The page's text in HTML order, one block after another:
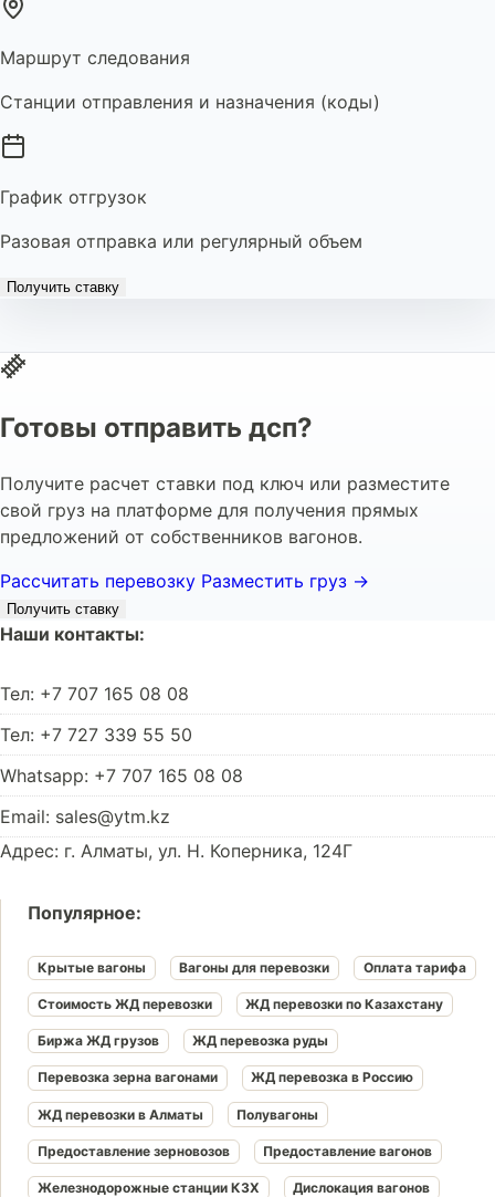
Маршрут следования
Станции отправления и назначения (коды)
График отгрузок
Разовая отправка или регулярный объем
Получить ставку
Готовы отправить дсп?
Получите расчет ставки под ключ или разместите
свой груз на платформе для получения прямых
предложений от собственников вагонов.
Рассчитать перевозку Разместить груз →
Получить ставку
Наши контакты:
Тел: +7 707 165 08 08
Тел: +7 727 339 55 50
Whatsapp: +7 707 165 08 08
Email: sales@ytm.kz
Адрес: г. Алматы, ул. Н. Коперника, 124Г
Популярное:
Крытые вагоны Вагоны для перевозки Оплата тарифа
Стоимость ЖД перевозки ЖД перевозки по Казахстану
Биржа ЖД грузов ЖД перевозка руды
Перевозка зерна вагонами ЖД перевозка в Россию
ЖД перевозки в Алматы Полувагоны
Предоставление зерновозов Предоставление вагонов
Железнодорожные станции КЗХ Дислокация вагонов